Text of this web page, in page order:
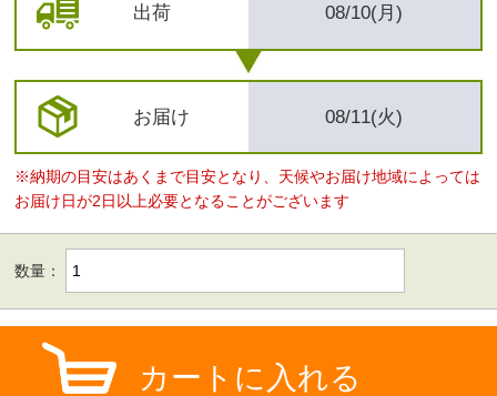
出荷 08/10(月)
お届け 08/11(火)
※納期の目安はあくまで目安となり、天候やお届け地域によっては
お届け日が2日以上必要となることがございます
数量：
カートに入れる